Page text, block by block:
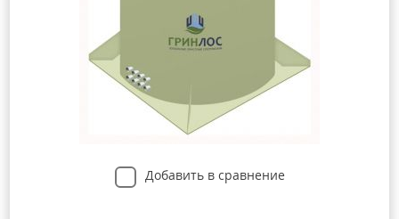
Добавить в сравнение